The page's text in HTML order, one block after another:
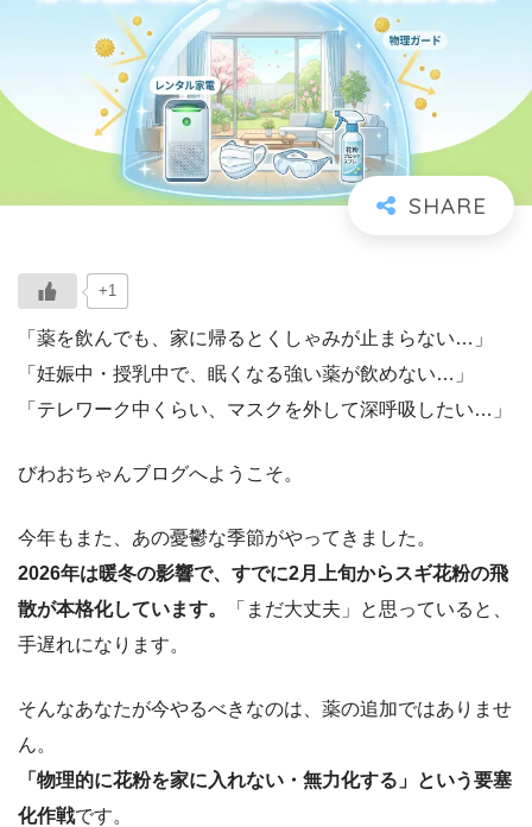
+1
「薬を飲んでも、家に帰るとくしゃみが止まらない…」
「妊娠中・授乳中で、眠くなる強い薬が飲めない…」
「テレワーク中くらい、マスクを外して深呼吸したい…」
びわおちゃんブログへようこそ。
今年もまた、あの憂鬱な季節がやってきました。
2026年は暖冬の影響で、すでに2月上旬からスギ花粉の飛
散が本格化しています。
「まだ大丈夫」と思っていると、
手遅れになります。
そんなあなたが今やるべきなのは、薬の追加ではありませ
ん。
「物理的に花粉を家に入れない・無力化する」という要塞
化作戦です。